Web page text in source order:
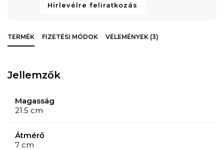
Hírlevélre feliratkozás
TERMÉK FIZETÉSI MÓDOK VÉLEMÉNYEK (3)
Jellemzők
Magasság
21.5 cm
Átmérő
7 cm